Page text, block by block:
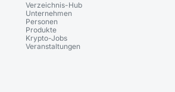
Verzeichnis-Hub
Unternehmen
Personen
Produkte
Krypto-Jobs
Veranstaltungen